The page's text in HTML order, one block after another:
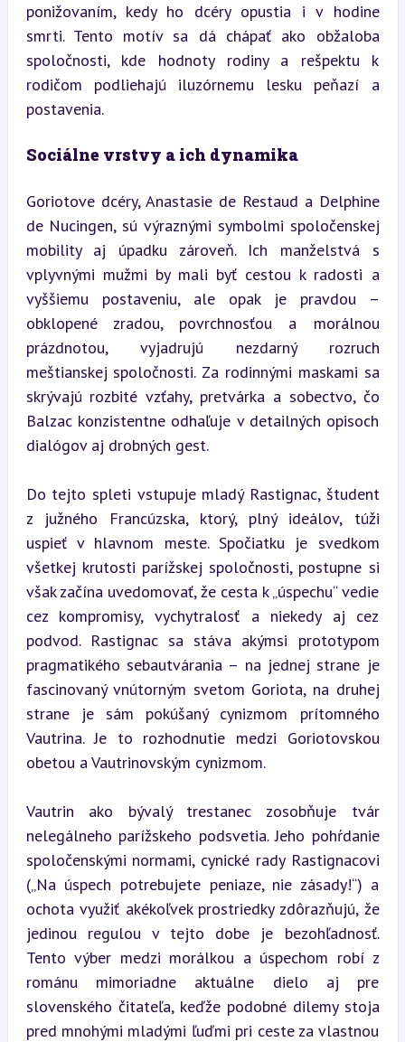
ponižovaním, kedy ho dcéry opustia i v hodine
smrti. Tento motív sa dá chápať ako obžaloba
spoločnosti, kde hodnoty rodiny a rešpektu k
rodičom podliehajú iluzórnemu lesku peňazí a
postavenia.
Sociálne vrstvy a ich dynamika
Goriotove dcéry, Anastasie de Restaud a Delphine
de Nucingen, sú výraznými symbolmi spoločenskej
mobility aj úpadku zároveň. Ich manželstvá s
vplyvnými mužmi by mali byť cestou k radosti a
vyššiemu postaveniu, ale opak je pravdou –
obklopené zradou, povrchnosťou a morálnou
prázdnotou, vyjadrujú nezdarný rozruch
meštianskej spoločnosti. Za rodinnými maskami sa
skrývajú rozbité vzťahy, pretvárka a sobectvo, čo
Balzac konzistentne odhaľuje v detailných opisoch
dialógov aj drobných gest.
Do tejto spleti vstupuje mladý Rastignac, študent
z južného Francúzska, ktorý, plný ideálov, túži
uspieť v hlavnom meste. Spočiatku je svedkom
všetkej krutosti parížskej spoločnosti, postupne si
však začína uvedomovať, že cesta k „úspechu“ vedie
cez kompromisy, vychytralosť a niekedy aj cez
podvod. Rastignac sa stáva akýmsi prototypom
pragmatikého sebautvárania – na jednej strane je
fascinovaný vnútorným svetom Goriota, na druhej
strane je sám pokúšaný cynizmom prítomného
Vautrina. Je to rozhodnutie medzi Goriotovskou
obetou a Vautrinovským cynizmom.
Vautrin ako bývalý trestanec zosobňuje tvár
nelegálneho parížskeho podsvetia. Jeho pohŕdanie
spoločenskými normami, cynické rady Rastignacovi
(„Na úspech potrebujete peniaze, nie zásady!“) a
ochota využiť akékoľvek prostriedky zdôrazňujú, že
jedinou regulou v tejto dobe je bezohľadnosť.
Tento výber medzi morálkou a úspechom robí z
románu mimoriadne aktuálne dielo aj pre
slovenského čitateľa, keďže podobné dilemy stoja
pred mnohými mladými ľuďmi pri ceste za vlastnou